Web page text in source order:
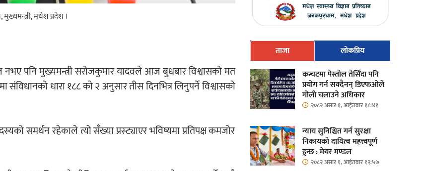
मधेश प्रदेश ।
पनि मुख्यमन्त्री सरोजकुमार यादवले आज बुधबार विश्वासको मत
धारा १८८ को २ अनुसार तीस दिनभित्र लिनुपर्ने विश्वासको
समर्थन रहेकाले त्यो सँख्या प्रस्ट्याएर भविष्यमा प्रतिपक्ष कमजोर
ताजा
लोकप्रिय
कन्चटमा पेस्तोल तेर्सिँदा पनि
प्रयोग गर्न सक्दैनन् डिएफओले
गोली चलाउने अधिकार
२०८२ असार १, आईतवार १८:४१
न्याय सुनिश्चित गर्न सुरक्षा
निकायको दायित्व महत्त्वपूर्ण
हुन्छ : मेयर मण्डल
२०८२ असार १, आईतवार १२:५७